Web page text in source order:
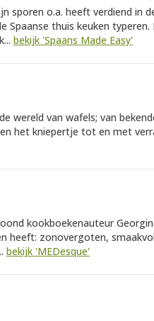
sporen o.a. heeft verdiend in
Spaanse thuis keuken
bekijk 'Spaans Made Easy'
wereld van wafels; van
het kniepertje tot en met
kookboekenauteur
heeft: zonovergoten,
bekijk 'MEDesque'